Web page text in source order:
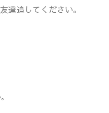
達追してください。